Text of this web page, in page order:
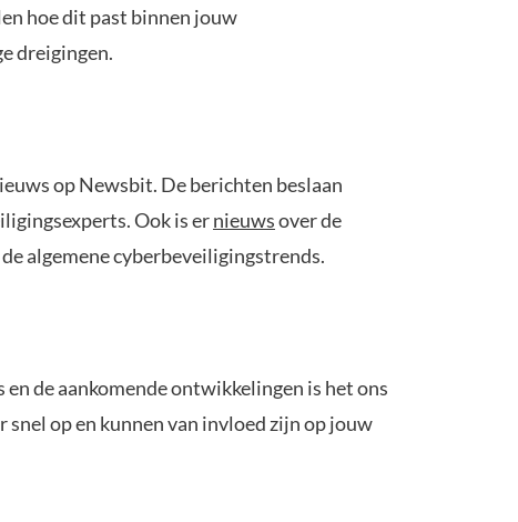
hoe dit past binnen jouw
dreigingen.
op Newsbit. De berichten beslaan
Ook is ernieuwsover de
algemene cyberbeveiligingstrends.
de aankomende ontwikkelingen is het ons
op en kunnen van invloed zijn op jouw